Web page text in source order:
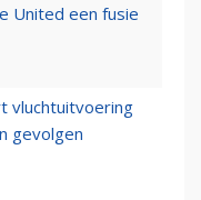
United een fusie
vluchtuitvoering
gevolgen